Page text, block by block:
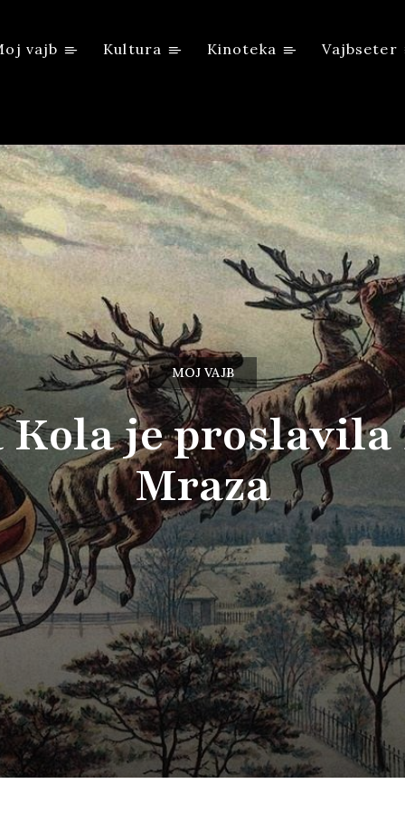
vajb Kultura Kinoteka Vajbseter
MOJ VAJB
Kola je proslavila
Mraza